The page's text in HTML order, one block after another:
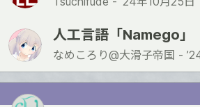
人工言語「Namego
なめころり@大滑子帝国 -